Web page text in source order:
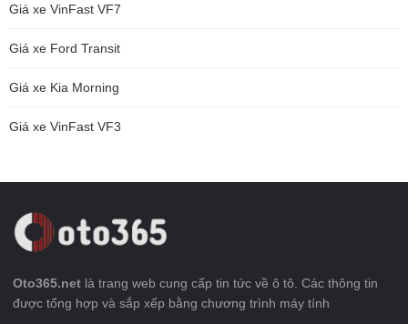
Giá xe VinFast VF7
Giá xe Ford Transit
Giá xe Kia Morning
Giá xe VinFast VF3
Oto365.net là trang web cung cấp tin tức về ô tô. Các thông tin
được tổng hợp và sắp xếp bằng chương trình máy tính